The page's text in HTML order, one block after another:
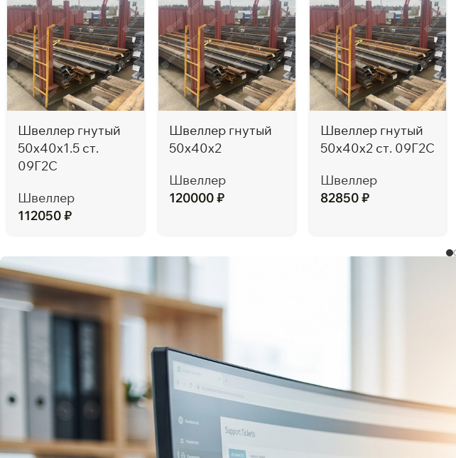
Швеллер гнутый
50х40х1.5 ст.
09Г2С
Швеллер
112050₽
Швеллер гнутый
50х40х2
Швеллер
120000₽
Швеллер гнутый
50х40х2 ст. 09Г2С
Швеллер
82850₽